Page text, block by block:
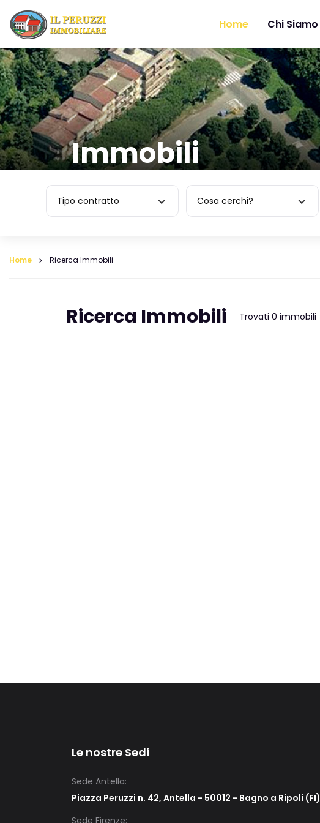
Home Chi Siamo
Immobili
Tipo contratto Cosa cerchi?
Home Ricerca Immobili
Ricerca Immobili Trovati 0 immobili
Le nostre Sedi
Sede Antella:
Piazza Peruzzi n. 42, Antella - 50012 - Bagno a Ripoli (FI)
Sede Firenze: